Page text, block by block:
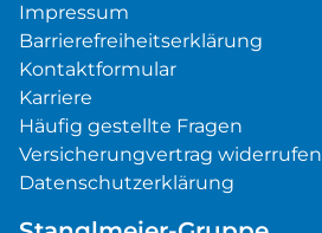
Impressum
Barrierefreiheitserklärung
Kontaktformular
Karriere
Häufig gestellte Fragen
Versicherungvertrag widerrufen
Datenschutzerklärung